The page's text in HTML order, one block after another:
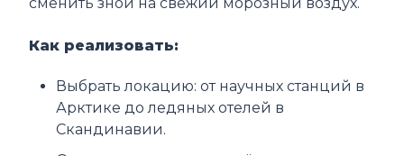
Как реализовать:
Выбрать локацию: от научных станций в
Арктике до ледяных отелей в
Скандинавии.